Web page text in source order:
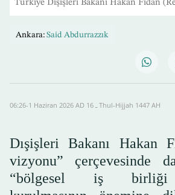
Türkiye Dışişleri Bakanı Hakan Fidan
Ankara: Said Abdurrazzık
06:26-1 Haziran 2026 AD ـ 16 Thul-Hijjah 1447 AH
Dışişleri Bakanı Hakan
vizyonu” çerçevesinde
“bölgesel iş birliği